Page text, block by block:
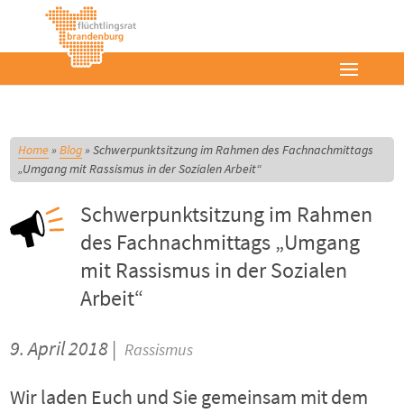
Home»Blog»Schwerpunktsitzung im Rahmen des Fachnachmittags
„Umgang mit Rassismus in der Sozialen Arbeit“
Schwerpunktsitzung im Rahmen
des Fachnachmittags „Umgang
mit Rassismus in der Sozialen
Arbeit“
9. April 2018 | Rassismus
Wir laden Euch und Sie gemeinsam mit dem